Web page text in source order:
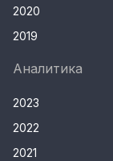
2020
2019
Аналитика
2023
2022
2021